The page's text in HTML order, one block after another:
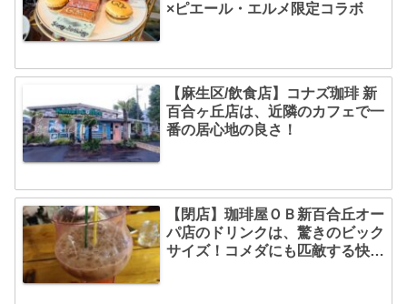
×ピエール・エルメ限定コラボ
【麻生区/飲食店】コナズ珈琲 新
百合ヶ丘店は、近隣のカフェで一
番の居心地の良さ！
【閉店】珈琲屋ＯＢ新百合丘オー
パ店のドリンクは、驚きのビック
サイズ！コメダにも匹敵する快適